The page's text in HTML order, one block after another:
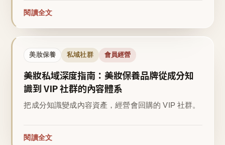
閱讀全文
美妝保養 私域社群 會員經營
美妝私域深度指南：美妝保養品牌從成分知
識到 VIP 社群的內容體系
把成分知識變成內容資產，經營會回購的 VIP 社群。
閱讀全文